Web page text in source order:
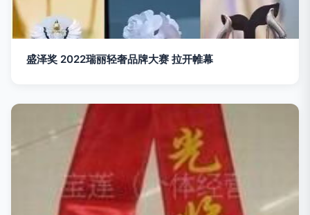
盛泽奖 2022瑞丽轻奢品牌大赛 拉开帷幕